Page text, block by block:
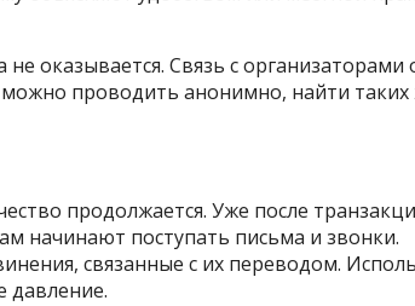
не оказывается. Связь с организаторами
проводить анонимно, найти таких
продолжается. Уже после
начинают поступать письма и звонки.
связанные с их переводом.
давление.